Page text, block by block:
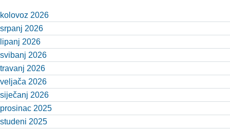
kolovoz 2026
srpanj 2026
lipanj 2026
svibanj 2026
travanj 2026
veljača 2026
siječanj 2026
prosinac 2025
studeni 2025